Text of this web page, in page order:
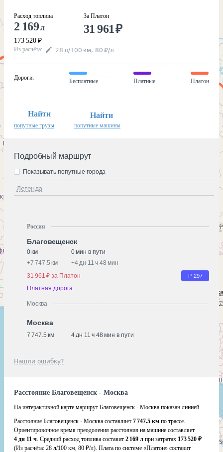
Расход топлива
2 169л
173 520 ₽
За Платон
31 961₽
Из расчёта: 28 л/100 км, 80 ₽/л
Дороги:
Бесплатные Платные Платон
Найти
попутные грузы
Найти
попутные машины
Подробный маршрут
Легенда
Показывать попутные города
Россия
Благовещенск
0 км
0 мин в пути
+7 747.5 км +4 дн 11 ч 48 мин
31 961 ₽ за Платон
Р-297
Платная дорога
Москва
Москва
7 747.5 км 4 дн 11 ч 48 мин в пути
Нашли ошибку?
Расстояние Благовещенск - Москва
На интерактивной карте маршрут Благовещенск - Москва показан линией.
Расстояние Благовещенск - Москва составляет 7 747.5 км по трассе.
Ориентировочное время преодоления расстояния на машине составляет
4 дн 11 ч. Средний расход топлива составит 2 169 л при затратах 173 520 ₽
(Из расчёта: 28 л/100 км, 80 ₽/л). Плата по системе «Платон» составит